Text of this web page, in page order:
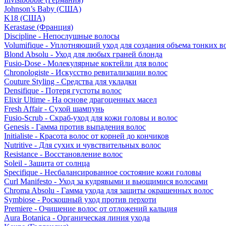
Johnson’s Baby (США)
K18 (США)
Kerastase (Франция)
Discipline - Непослушные волосы
Volumifique - Уплотняющий уход для создания объема тонких
Blond Absolu - Уход для любых граней блонда
Fusio-Dose - Молекулярные коктейли для волос
Chronologiste - Искусство ревитализации волос
Couture Styling - Средства для укладки
Densifique - Потеря густоты волос
Elixir Ultime - На основе драгоценных масел
Fresh Affair - Сухой шампунь
Fusio-Scrub - Скраб-уход для кожи головы и волос
Genesis - Гамма против выпадения волос
Initialiste - Красота волос от корней до кончиков
Nutritive - Для сухих и чувствительных волос
Resistance - Восстановление волос
Soleil - Защита от солнца
Specifique - Несбалансированное состояние кожи головы
Curl Manifesto - Уход за кудрявыми и вьющимися волосами
Chroma Absolu - Гамма ухода для защиты окрашенных волос
Symbiose - Роскошный уход против перхоти
Premiere - Очищение волос от отложений кальция
Aura Botanica - Органическая линия ухода